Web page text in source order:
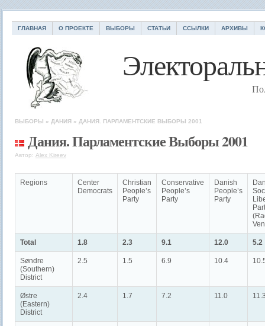
ГЛАВНАЯ О ПРОЕКТЕ ВЫБОРЫ СТАТЬИ ССЫЛКИ АРХИВЫ
ВЫБОРЫ » ДАНИЯ » ДАНИЯ. ПАРЛАМЕНТСКИЕ ВЫБОРЫ 2001
Дания. Парламентские Выборы 2001
Автор: Alex Kireev
Regions
Center
Democrats
Christian
People’s
Party
Conservative
People’s
Party
Danish
People’s
Party
Total 1.8 2.3 9.1 12.0 5.2
Søndre
(Southern)
District
2.5 1.5 6.9 10.4
Østre
(Eastern)
District
2.4 1.7 7.2 11.0